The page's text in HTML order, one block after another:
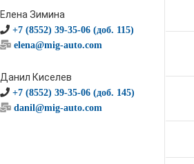
Елена Зимина
+7 (8552) 39-35-06 (доб. 115)
elena@mig-auto.com
Данил Киселев
+7 (8552) 39-35-06 (доб. 145)
danil@mig-auto.com